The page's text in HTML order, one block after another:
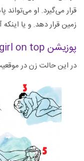
قرار می‌گیرد. او می‌تواند
زمین قرار دهد. و یا
پوزیشن girl on top
در این حالت زن در